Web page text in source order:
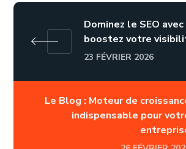
Dominez le SEO
boostez votre
23 FÉVRIER 2026
Le Blog : Moteur de
indispensable pour